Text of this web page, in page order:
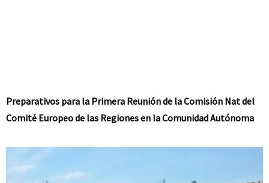
Preparativos para la Primera Reunión de la Comisión Nat del
Comité Europeo de las Regiones en la Comunidad Autónoma